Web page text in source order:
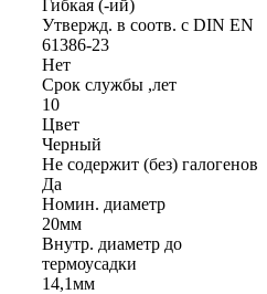
Гибкая (-ий)
Утвержд. в соотв. с DIN EN
61386-23
Нет
Срок службы ,лет
10
Цвет
Черный
Не содержит (без) галогенов
Да
Номин. диаметр
20мм
Внутр. диаметр до
термоусадки
14,1мм